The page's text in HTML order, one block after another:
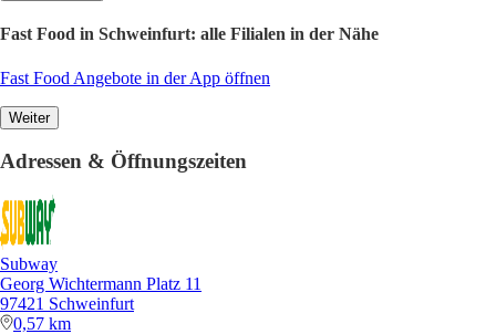
Fast Food in Schweinfurt: alle Filialen in der Nähe
Fast Food Angebote in der App öffnen
Weiter
Adressen & Öffnungszeiten
Subway
Georg Wichtermann Platz 11
97421 Schweinfurt
0,57 km